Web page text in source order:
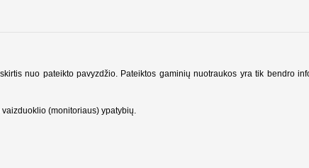
nuo pateikto pavyzdžio. Pateiktos gaminių nuotraukos yra tik bendro
(monitoriaus) ypatybių.